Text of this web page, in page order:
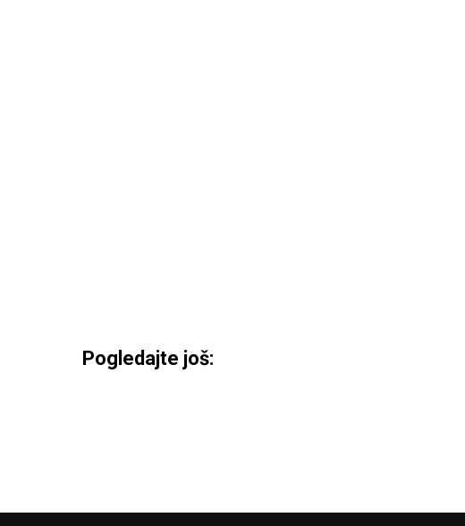
Pogledajte još: